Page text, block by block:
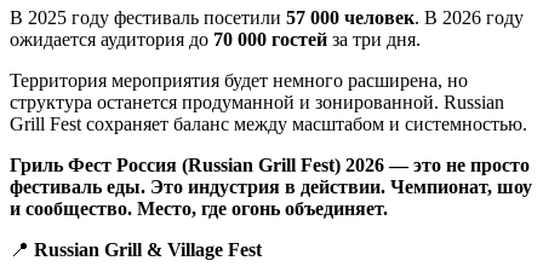
В 2025 году фестиваль посетили 57 000 человек. В 2026 году
ожидается аудитория до 70 000 гостей за три дня.
Территория мероприятия будет немного расширена, но
структура останется продуманной и зонированной. Russian
Grill Fest сохраняет баланс между масштабом и системностью.
Гриль Фест Россия (Russian Grill Fest) 2026 — это не просто
фестиваль еды. Это индустрия в действии. Чемпионат, шоу
и сообщество. Место, где огонь объединяет.
📍 Russian Grill & Village Fest